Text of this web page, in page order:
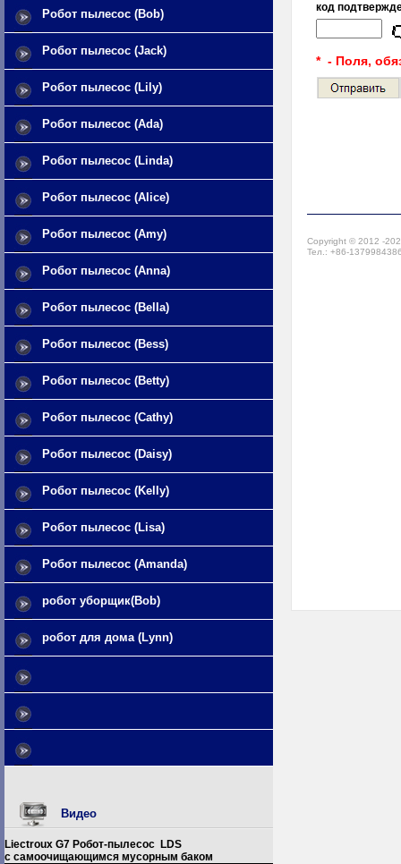
Робот пылесос (Bob)
Робот пылесос (Jack)
Робот пылесос (Lily)
Робот пылесос (Ada)
Робот пылесос (Linda)
Робот пылесос (Alice)
Робот пылесос (Amy)
Робот пылесос (Anna)
Робот пылесос (Bella)
Робот пылесос (Bess)
Робот пылесос (Betty)
Робот пылесос (Cathy)
Робот пылесос (Daisy)
Робот пылесос (Kelly)
Робот пылесос (Lisa)
Робот пылесос (Amanda)
робот уборщик(Bob)
робот для дома (Lynn)
Видео
Liectroux G7 Робот-пылесос LDS
с самоочищающимся мусорным баком
код
* - Поля,
Copyright © 2012 -
Тел.: +86-